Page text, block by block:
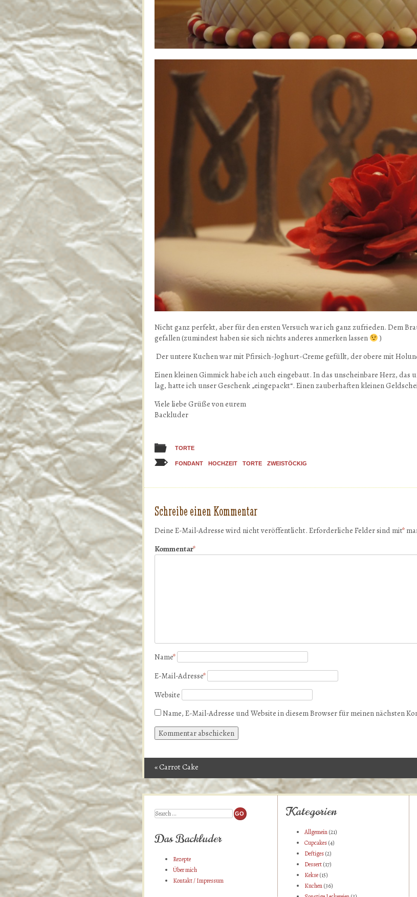
Nicht ganz perfekt, aber für den ersten Versuch war ich ganz zufrieden. Dem
gefallen (zumindest haben sie sich nichts anderes anmerken lassen
)
Der untere Kuchen war mit Pfirsich-Joghurt-Creme gefüllt, der obere mit
Einen kleinen Gimmick habe ich auch eingebaut. In das unscheinbare Herz, das
lag, hatte ich unser Geschenk „eingepackt“. Einen zauberhaften kleinen
Viele liebe Grüße von eurem
Backluder
TORTE
FONDANT HOCHZEIT TORTE ZWEISTÖCKIG
Schreibe einen Kommentar
Deine E-Mail-Adresse wird nicht veröffentlicht. Erforderliche Felder sind mit*
Kommentar*
Name*
E-Mail-Adresse*
Website
Name, E-Mail-Adresse und Website in diesem Browser für meinen nächsten
Post navigation
«Carrot Cake
Search
Das Backluder
Rezepte
Über mich
Kontakt / Impressum
Kategorien
Allgemein(21)
Cupcakes(4)
Deftiges(2)
Dessert(17)
Kekse(15)
Kuchen(36)